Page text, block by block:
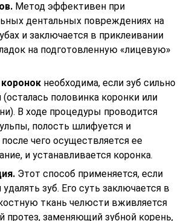
Метод эффективен при
дентальных повреждениях на
и заключается в приклеивании
на подготовленную «лицевую»
необходима, если зуб сильно
половинка коронки или
В ходе процедуры проводится
полость шлифуется и
чего осуществляется ее
и устанавливается коронка.
Этот способ применяется, если
удалять зуб. Его суть заключается в
ткань челюсти вживляется
протез, заменяющий зубной корень,